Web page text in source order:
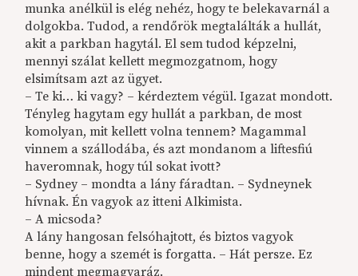
munka anélkül is elég nehéz, hogy te belekavarnál a
dolgokba. Tudod, a rendőrök megtalálták a hullát,
akit a parkban hagytál. El sem tudod képzelni,
mennyi szálat kellett megmozgatnom, hogy
elsimítsam azt az ügyet.
– Te ki… ki vagy? – kérdeztem végül. Igazat mondott.
Tényleg hagytam egy hullát a parkban, de most
komolyan, mit kellett volna tennem? Magammal
vinnem a szállodába, és azt mondanom a liftesfiú
haveromnak, hogy túl sokat ivott?
– Sydney – mondta a lány fáradtan. – Sydneynek
hívnak. Én vagyok az itteni Alkimista.
– A micsoda?
A lány hangosan felsóhajtott, és biztos vagyok
benne, hogy a szemét is forgatta. – Hát persze. Ez
mindent megmagyaráz.